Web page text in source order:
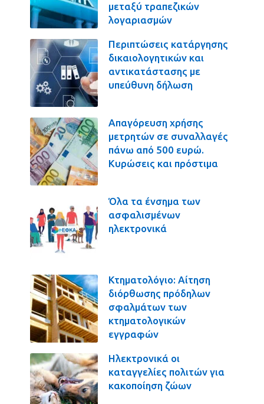
μεταξύ τραπεζικών
λογαριασμών
Περιπτώσεις κατάργησης
δικαιολογητικών και
αντικατάστασης με
υπεύθυνη δήλωση
Απαγόρευση χρήσης
μετρητών σε συναλλαγές
πάνω από 500 ευρώ.
Κυρώσεις και πρόστιμα
Όλα τα ένσημα των
ασφαλισμένων
ηλεκτρονικά
Κτηματολόγιο: Αίτηση
διόρθωσης πρόδηλων
σφαλμάτων των
κτηματολογικών
εγγραφών
Ηλεκτρονικά οι
καταγγελίες πολιτών για
κακοποίηση ζώων